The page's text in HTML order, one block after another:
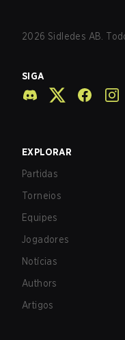
2026 Sidledes AB.
SIGA
EXPLORAR
Partidas
Torneios
Equipes
Jogadores
Notícias
Authors
Artigos